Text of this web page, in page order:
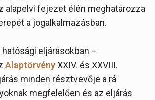
alapelvi fejezet élén meghatározza
a jogalkalmazásban.
eljárásokban –
AlaptörvényXXIV. és XXVIII.
minden résztvevője a rá
megfelelően és az eljárás